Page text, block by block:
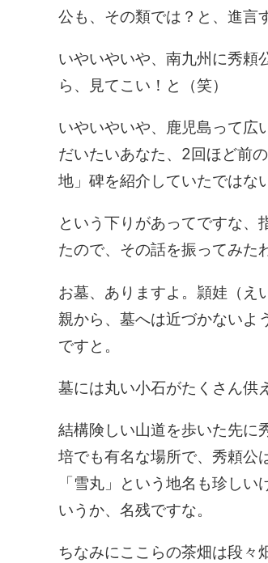
公も、その類では？と、進言
いやいやいや、南九州に秀頼
ら、見てこい！と（笑）
いやいやいや、鹿児島って広
だいたいあなた、2回ほど前
地」碑を紹介していたではな
という下りがあってですな、
たので、その話を振ってみた
お墓、ありますよ。頴娃（え
親から、墓へは近づかないよ
ですと。
墓には丸い小石がたくさん供
結構険しい山道を歩いた先に
培でも有名な場所で、秀頼公
「雪丸」という地名も珍し
いうか、名残ですな。
ちなみにここらの茶畑は段々